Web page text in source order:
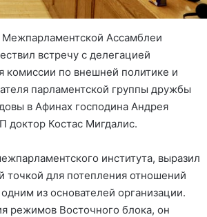
Межпарламентской Ассамблеи
встречу с делегацией
комиссии по внешней политике и
парламентской группы дружбы
в Афинах господина Андрея
доктор Костас Мигдалис.
института, выразил
точкой для потепления отношений
из основателей организации.
режимов Восточного блока, он